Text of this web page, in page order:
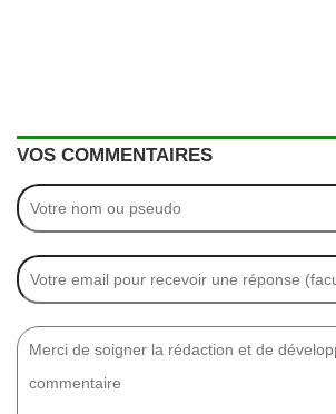
VOS COMMENTAIRES